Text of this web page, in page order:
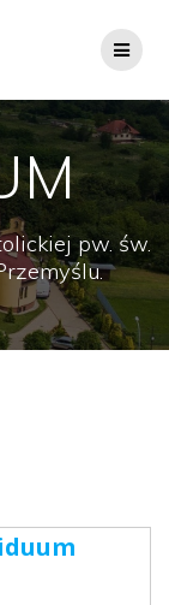
pw. św.